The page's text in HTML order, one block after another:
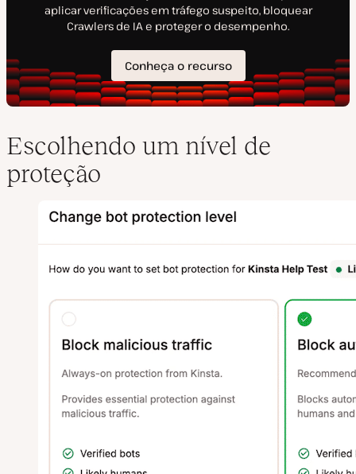
Escolhendo um nível de
proteção